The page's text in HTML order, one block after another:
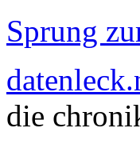
Sprung
die